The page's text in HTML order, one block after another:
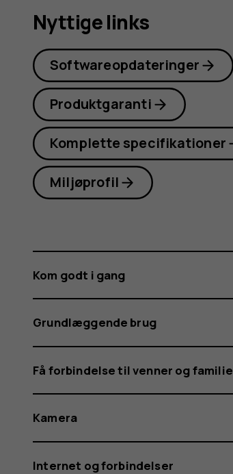
Nyttige links
Softwareopdateringer
Produktgaranti
Komplette specifikationer
Miljøprofil
Kom godt i gang
Grundlæggende brug
Få forbindelse til venner og familie
Kamera
Internet og forbindelser